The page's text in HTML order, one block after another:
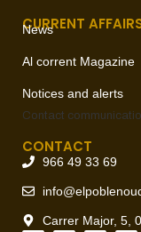
CURRENT
News
Al corrent Magazine
Notices and alerts
Contact
CONTACT
966 49 33 69
Carrer Major, 5,